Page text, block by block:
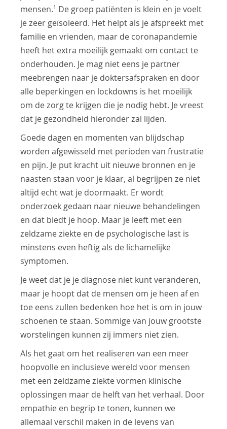
mensen.1 De groep patiënten is klein en je voelt
je zeer geïsoleerd. Het helpt als je afspreekt met
familie en vrienden, maar de coronapandemie
heeft het extra moeilijk gemaakt om contact te
onderhouden. Je mag niet eens je partner
meebrengen naar je doktersafspraken en door
alle beperkingen en lockdowns is het moeilijk
om de zorg te krijgen die je nodig hebt. Je vreest
dat je gezondheid hieronder zal lijden.
Goede dagen en momenten van blijdschap
worden afgewisseld met perioden van frustratie
en pijn. Je put kracht uit nieuwe bronnen en je
naasten staan voor je klaar, al begrijpen ze niet
altijd echt wat je doormaakt. Er wordt
onderzoek gedaan naar nieuwe behandelingen
en dat biedt je hoop. Maar je leeft met een
zeldzame ziekte en de psychologische last is
minstens even heftig als de lichamelijke
symptomen.
Je weet dat je je diagnose niet kunt veranderen,
maar je hoopt dat de mensen om je heen af en
toe eens zullen bedenken hoe het is om in jouw
schoenen te staan. Sommige van jouw grootste
worstelingen kunnen zij immers niet zien.
Als het gaat om het realiseren van een meer
hoopvolle en inclusieve wereld voor mensen
met een zeldzame ziekte vormen klinische
oplossingen maar de helft van het verhaal. Door
empathie en begrip te tonen, kunnen we
allemaal verschil maken in de levens van